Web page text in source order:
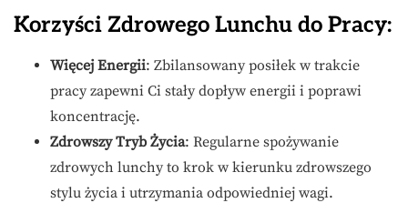
Korzyści Zdrowego Lunchu do Pracy:
Więcej Energii: Zbilansowany posiłek w trakcie
pracy zapewni Ci stały dopływ energii i poprawi
koncentrację.
Zdrowszy Tryb Życia: Regularne spożywanie
zdrowych lunchy to krok w kierunku zdrowszego
stylu życia i utrzymania odpowiedniej wagi.